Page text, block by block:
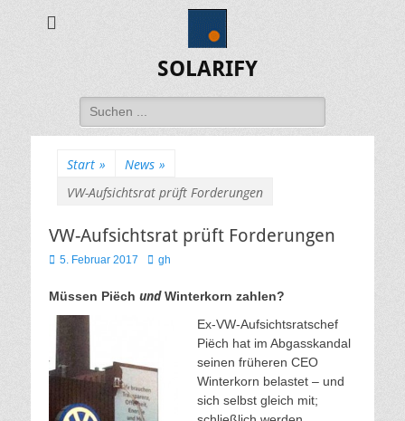
SOLARIFY
Suchen
nach:
Start » News »
VW-Aufsichtsrat prüft Forderungen
VW-Aufsichtsrat prüft Forderungen
Veröffentlicht
5. Februar 2017 Autor
gh
Müssen Piëch undWinterkorn zahlen?
Ex-VW-Aufsichtsratschef
Piëch hat im Abgasskandal
seinen früheren CEO
Winterkorn belastet – und
sich selbst gleich mit;